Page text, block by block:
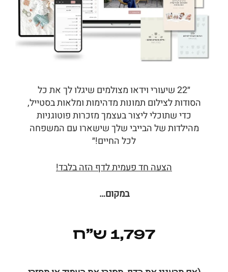
״22 שיעורי וידאו מצולמים שיגלו לך את כל
הסודות לצילום תמונות מדהימות ומלאות בסטייל,
כדי שתוכלי ליצור בעצמך מזכרות פוטוגניות
מהילדות של הבייבי שלך שישארו עם המשפחה
לכל החיים!״
הצעה חד פעמית לדף הזה בלבד!
במקום…
1,797 ש״ח